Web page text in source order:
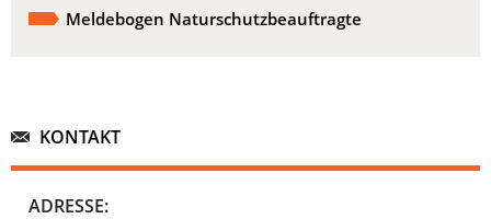
Meldebogen Naturschutzbeauftragte
KONTAKT
ADRESSE: